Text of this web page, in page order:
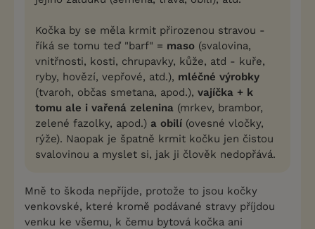
Kočka by se měla krmit přirozenou stravou -
říká se tomu teď "barf" = maso (svalovina,
vnitřnosti, kosti, chrupavky, kůže, atd - kuře,
ryby, hovězí, vepřové, atd.), mléčné výrobky
(tvaroh, občas smetana, apod.), vajíčka + k
tomu ale i vařená zelenina (mrkev, brambor,
zelené fazolky, apod.) a obilí (ovesné vločky,
rýže). Naopak je špatně krmit kočku jen čistou
svalovinou a myslet si, jak ji člověk nedopřává.
Mně to škoda nepříjde, protože to jsou kočky
venkovské, které kromě podávané stravy příjdou
venku ke všemu, k čemu bytová kočka ani